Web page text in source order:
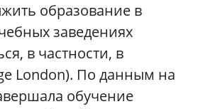
образование в
заведениях
в частности, в
London). По данным на
обучение